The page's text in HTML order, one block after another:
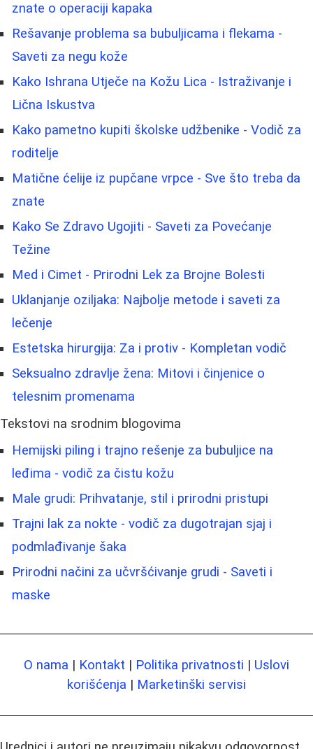
znate o operaciji kapaka
Rešavanje problema sa bubuljicama i flekama -
Saveti za negu kože
Kako Ishrana Utječe na Kožu Lica - Istraživanje i
Lična Iskustva
Kako pametno kupiti školske udžbenike - Vodič za
roditelje
Matične ćelije iz pupčane vrpce - Sve što treba da
znate
Kako Se Zdravo Ugojiti - Saveti za Povećanje
Težine
Med i Cimet - Prirodni Lek za Brojne Bolesti
Uklanjanje oziljaka: Najbolje metode i saveti za
lečenje
Estetska hirurgija: Za i protiv - Kompletan vodič
Seksualno zdravlje žena: Mitovi i činjenice o
telesnim promenama
Tekstovi na srodnim blogovima
Hemijski piling i trajno rešenje za bubuljice na
leđima - vodič za čistu kožu
Male grudi: Prihvatanje, stil i prirodni pristupi
Trajni lak za nokte - vodič za dugotrajan sjaj i
podmlađivanje šaka
Prirodni načini za učvršćivanje grudi - Saveti i
maske
O nama | Kontakt | Politika privatnosti | Uslovi
korišćenja | Marketinški servisi